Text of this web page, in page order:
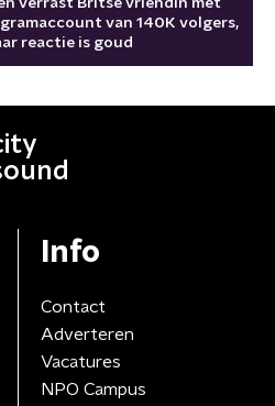
van 140K volgers,
reactie is goud
Info
Contact
Adverteren
Vacatures
NPO Campus